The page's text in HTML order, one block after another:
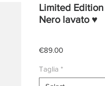
Limited
Nero lavato ♥
€89.00Price
Taglia *